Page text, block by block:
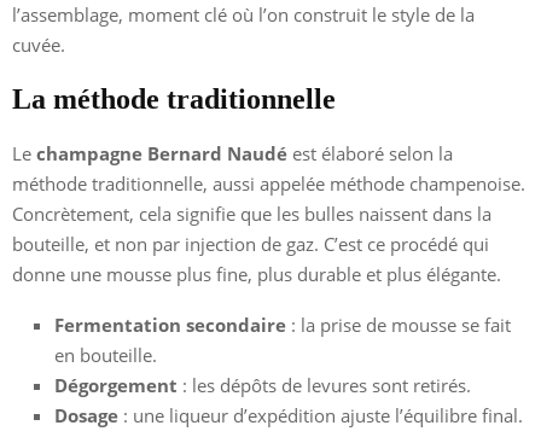
l’assemblage, moment clé où l’on construit le style de la
cuvée.
La méthode traditionnelle
Le champagne Bernard Naudé est élaboré selon la
méthode traditionnelle, aussi appelée méthode champenoise.
Concrètement, cela signifie que les bulles naissent dans la
bouteille, et non par injection de gaz. C’est ce procédé qui
donne une mousse plus fine, plus durable et plus élégante.
Fermentation secondaire : la prise de mousse se fait
en bouteille.
Dégorgement : les dépôts de levures sont retirés.
Dosage : une liqueur d’expédition ajuste l’équilibre final.